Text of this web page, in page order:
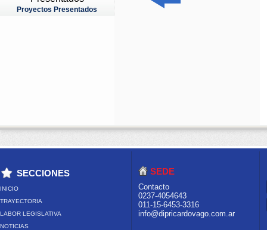
Proyectos Presentados
SECCIONES
INICIO
TRAYECTORIA
LABOR LEGISLATIVA
NOTICIAS
SEDE
Contacto
0237-4054643
011-15-6453-3316
info@dipricardovago.com.ar